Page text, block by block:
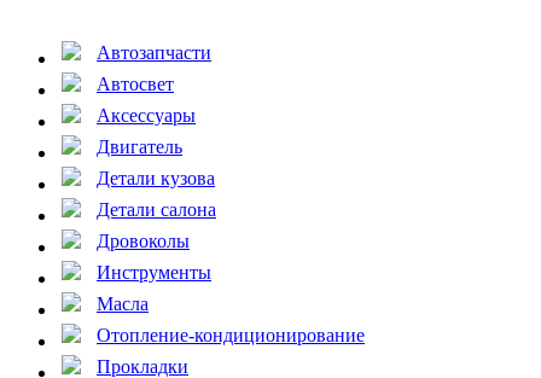
Автозапчасти
Автосвет
Аксессуары
Двигатель
Детали кузова
Детали салона
Дровоколы
Инструменты
Масла
Отопление-кондиционирование
Прокладки